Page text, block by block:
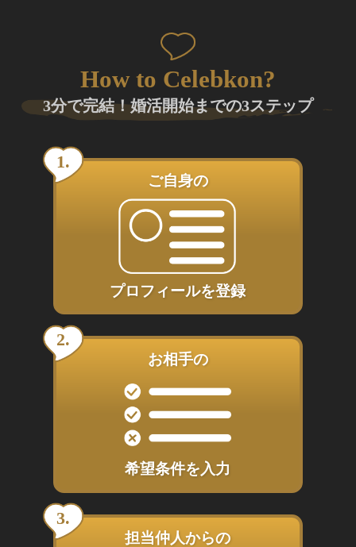
How to Celebkon?
3分で完結！婚活開始までの3ステップ
ご自身の
プロフィールを登録
お相手の
希望条件を入力
担当仲人からの